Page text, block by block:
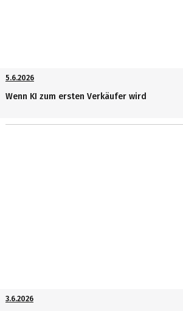
5.6.2026
Wenn KI zum ersten Verkäufer wird
3.6.2026